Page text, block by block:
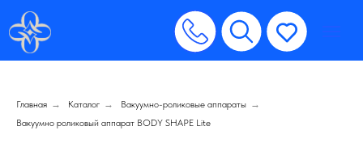
Главная → Каталог → Вакуумно-роликовые аппараты →
Вакуумно роликовый аппарат BODY SHAPE Lite